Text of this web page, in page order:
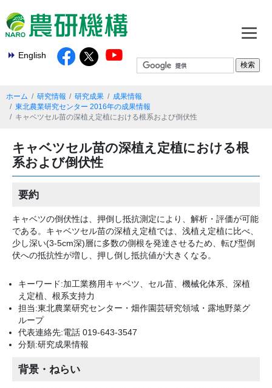
English
ホーム 研究情報 研究成果
成果情報
東北農業研究センター 2016年の成果情報
キャベツセル苗の深植え定植における根系および倒伏性
キャベツセル苗の深植え定植における根
系および倒伏性
要約
キャベツの倒伏性は、押倒し抵抗測定により、解析・評価が可能
である。キャベツセル苗の深植え定植では、浅植え定植に比べ、
少し深い(3-5cm深)層に多数の側根を発達させるため、転び型倒
伏への抵抗性が増し、押し倒し抵抗値が大きくなる。
キーワード:加工業務用キャベツ、セル苗、機械化体系、深植
え定植、根系支持力
担当:東北農業研究センター・畑作園芸研究領域・露地野菜グ
ループ
代表連絡先:電話 019-643-3547
分類:研究成果情報
背景・ねらい